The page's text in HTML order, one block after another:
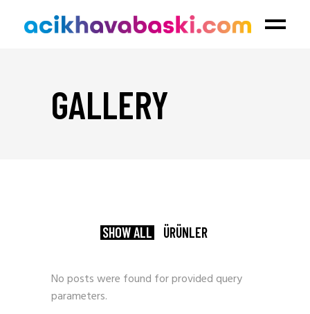
GALLERY
SHOW ALL ÜRÜNLER
No posts were found for provided query
parameters.